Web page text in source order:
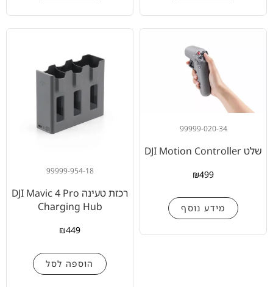
99999-020-34
שלט DJI Motion Controller
₪499
מידע נוסף
99999-954-18
רכזת טעינה DJI Mavic 4 Pro
Charging Hub
₪449
הוספה לסל